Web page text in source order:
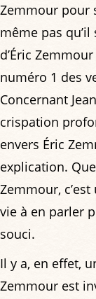
Zemmour pour
même pas
d’Éric
numéro 1 des
Concernant
crispation
envers Éric
explication.
Zemmour,
vie à en parler
souci.
Il y a, en effet,
Zemmour est